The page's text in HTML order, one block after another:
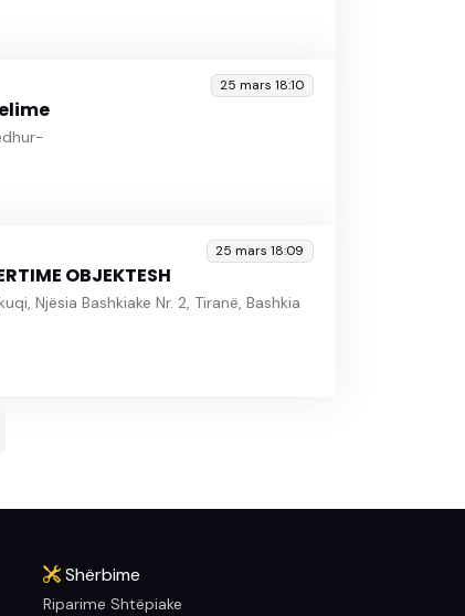
25 mars 18:10
25 mars 18:09
OBJEKTESH
Njësia Bashkiake Nr. 2, Tiranë, Bashkia
Shërbime
Riparime Shtëpiake